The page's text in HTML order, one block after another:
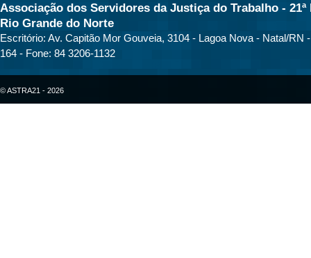
Associação dos Servidores da Justiça do Trabalho - 21ª
Rio Grande do Norte
Escritório: Av. Capitão Mor Gouveia, 3104 - Lagoa Nova - Natal/RN
164 - Fone: 84 3206-1132
© ASTRA21 - 2026